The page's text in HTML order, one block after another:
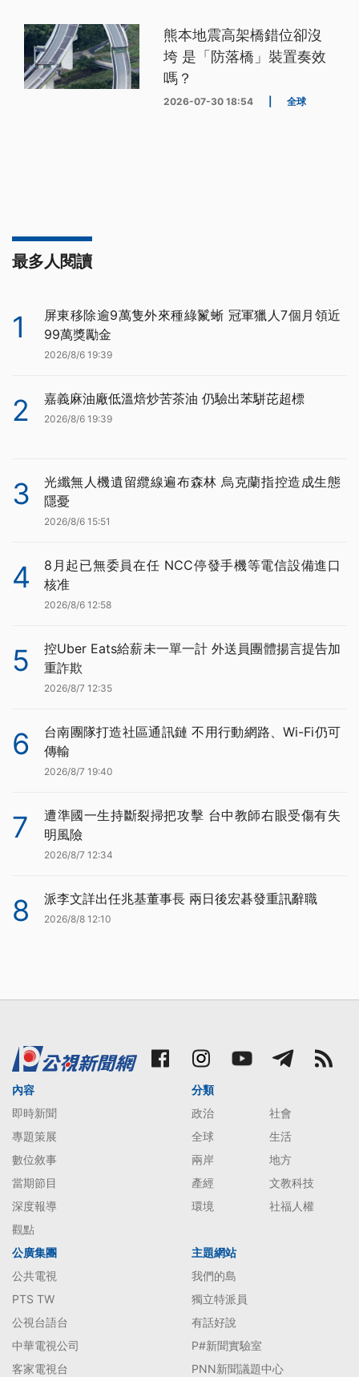
熊本地震高架橋錯位卻沒
垮 是「防落橋」裝置奏效
嗎？
2026-07-30 18:54 全球
最多人閱讀
1
屏東移除逾9萬隻外來種綠鬣蜥 冠軍獵人7個月領近
99萬獎勵金
2026/8/6 19:39
2 嘉義麻油廠低溫焙炒苦茶油 仍驗出苯駢芘超標
2026/8/6 19:39
3
光纖無人機遺留纜線遍布森林 烏克蘭指控造成生態
隱憂
2026/8/6 15:51
4
8月起已無委員在任 NCC停發手機等電信設備進口
核准
2026/8/6 12:58
5
控Uber Eats給薪未一單一計 外送員團體揚言提告加
重詐欺
2026/8/7 12:35
6
台南團隊打造社區通訊鏈 不用行動網路、Wi-Fi仍可
傳輸
2026/8/7 19:40
7
遭準國一生持斷裂掃把攻擊 台中教師右眼受傷有失
明風險
2026/8/7 12:34
8 派李文詳出任兆基董事長 兩日後宏碁發重訊辭職
2026/8/8 12:10
內容
即時新聞
專題策展
數位敘事
當期節目
深度報導
觀點
分類
政治
社會
全球
生活
兩岸
地方
產經
文教科技
環境
社福人權
公廣集團
公共電視
PTS TW
公視台語台
中華電視公司
客家電視台
主題網站
我們的島
獨立特派員
有話好說
P#新聞實驗室
PNN新聞議題中心